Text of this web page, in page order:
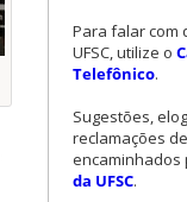
Para falar com
UFSC, utilize o
Telefônico.
Sugestões,
reclamações
encaminhados
da UFSC.